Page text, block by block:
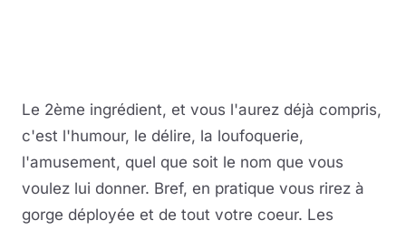
Le 2ème ingrédient, et vous l'aurez déjà compris,
c'est l'humour, le délire, la loufoquerie,
l'amusement, quel que soit le nom que vous
voulez lui donner. Bref, en pratique vous rirez à
gorge déployée et de tout votre coeur. Les